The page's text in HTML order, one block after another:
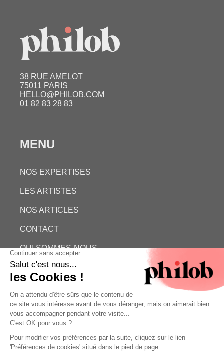
38 RUE AMELOT
75011 PARIS
HELLO@PHILOB.COM
01 82 83 28 83
MENU
NOS EXPERTISES
LES ARTISTES
NOS ARTICLES
CONTACT
QUI SOMMES-NOUS
ESTIMATION GRATUITE
PHILOB
MENTIONS LÉGALES